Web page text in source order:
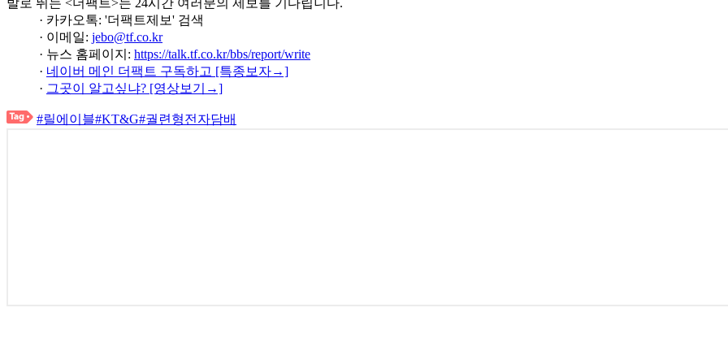
발로 뛰는 <더팩트>는 24시간 여러분의 제보를 기다립니다.
· 카카오톡: '더팩트제보' 검색
· 이메일: jebo@tf.co.kr
· 뉴스 홈페이지: https://talk.tf.co.kr/bbs/report/write
· 네이버 메인 더팩트 구독하고 [특종보자→]
· 그곳이 알고싶냐? [영상보기→]
#릴에이블#KT&G#궐련형전자담배